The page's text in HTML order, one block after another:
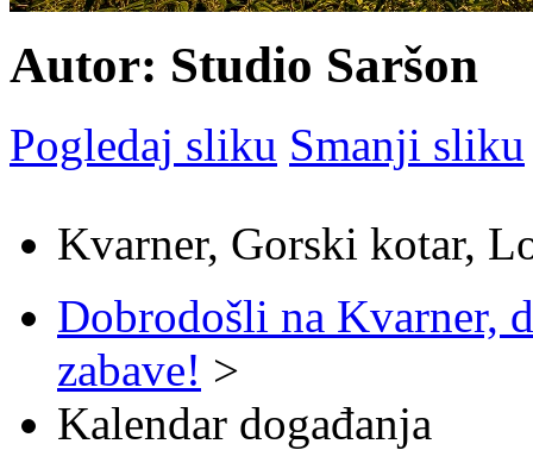
Autor: Studio Saršon
Pogledaj sliku Smanji sliku
Kvarner, Gorski kotar,
Dobrodošli na Kvarner,
zabave! >
Kalendar događanja